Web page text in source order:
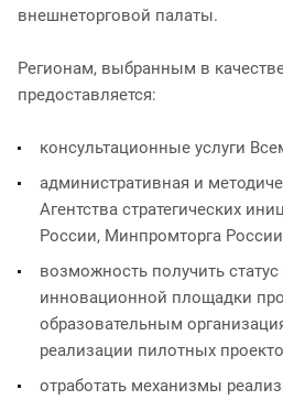
внешнеторговой палаты.
Регионам, выбранным в
предоставляется:
консультационные услуги
административная и
Агентства стратегических
России, Минпромторга
возможность получить
инновационной площадки
образовательным
реализации пилотных
отработать механизмы